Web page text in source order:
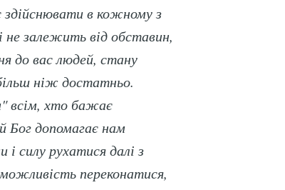
в кожному з
не залежить від обставин,
до вас людей, стану
ніж достатньо.
всім, хто бажає
Бог допомагає нам
силу рухатися далі з
переконатися,
Життя